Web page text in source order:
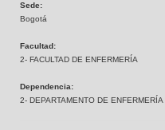
Sede:
Bogotá
Facultad:
2- FACULTAD DE ENFERMERÍA
Dependencia:
2- DEPARTAMENTO DE ENFERMERÍA